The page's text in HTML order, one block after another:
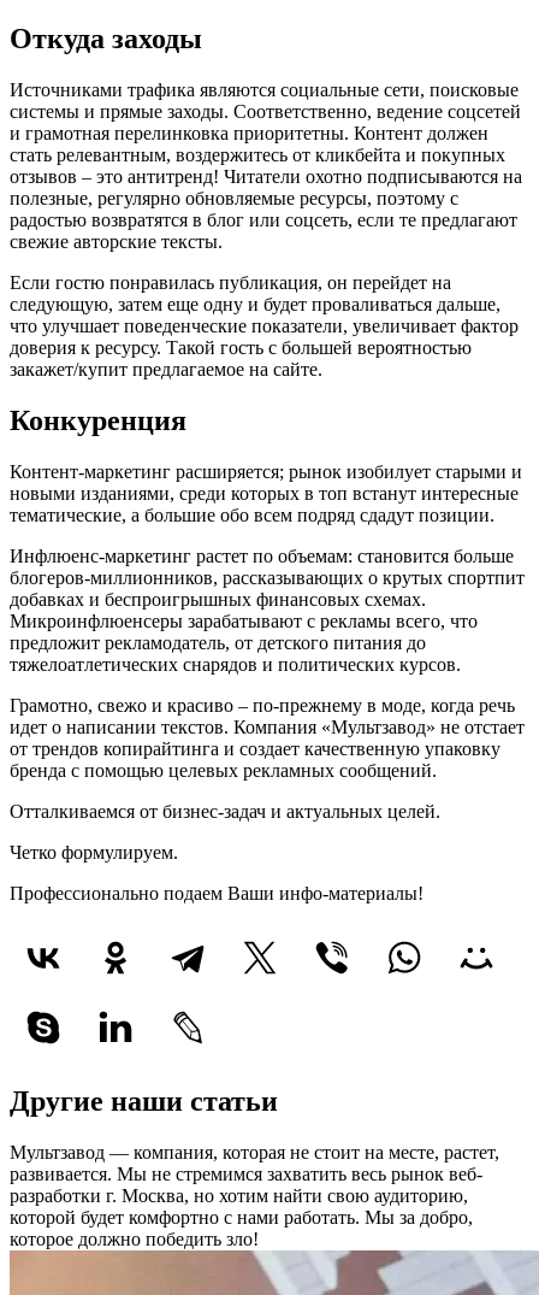
Откуда заходы
Источниками трафика являются социальные сети, поисковые
системы и прямые заходы. Соответственно, ведение соцсетей
и грамотная перелинковка приоритетны. Контент должен
стать релевантным, воздержитесь от кликбейта и покупных
отзывов – это антитренд! Читатели охотно подписываются на
полезные, регулярно обновляемые ресурсы, поэтому с
радостью возвратятся в блог или соцсеть, если те предлагают
свежие авторские тексты.
Если гостю понравилась публикация, он перейдет на
следующую, затем еще одну и будет проваливаться дальше,
что улучшает поведенческие показатели, увеличивает фактор
доверия к ресурсу. Такой гость с большей вероятностью
закажет/купит предлагаемое на сайте.
Конкуренция
Контент-маркетинг расширяется; рынок изобилует старыми и
новыми изданиями, среди которых в топ встанут интересные
тематические, а большие обо всем подряд сдадут позиции.
Инфлюенс-маркетинг растет по объемам: становится больше
блогеров-миллионников, рассказывающих о крутых спортпит
добавках и беспроигрышных финансовых схемах.
Микроинфлюенсеры зарабатывают с рекламы всего, что
предложит рекламодатель, от детского питания до
тяжелоатлетических снарядов и политических курсов.
Грамотно, свежо и красиво – по-прежнему в моде, когда речь
идет о написании текстов. Компания «Мультзавод» не отстает
от трендов копирайтинга и создает качественную упаковку
бренда с помощью целевых рекламных сообщений.
Отталкиваемся от бизнес-задач и актуальных целей.
Четко формулируем.
Профессионально подаем Ваши инфо-материалы!
Другие наши статьи
Мультзавод — компания, которая не стоит на месте, растет,
развивается. Мы не стремимся захватить весь рынок веб-
разработки г. Москва, но хотим найти свою аудиторию,
которой будет комфортно с нами работать. Мы за добро,
которое должно победить зло!